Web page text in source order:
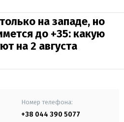
на западе, но
до +35: какую
на 2 августа
Номер телефона:
+38 044 390 5077